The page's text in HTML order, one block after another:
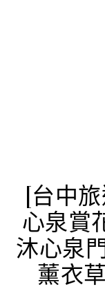
[台中
心泉賞
沐心泉
薰衣